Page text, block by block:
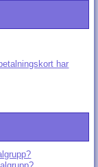
har